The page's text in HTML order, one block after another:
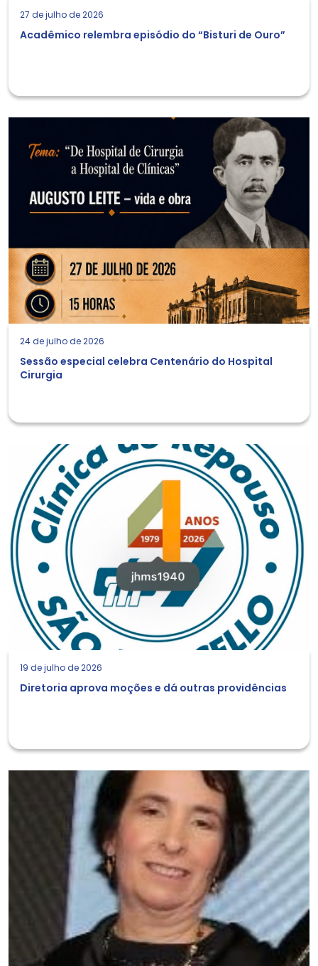
27 de julho de 2026
Acadêmico relembra episódio do “Bisturi de Ouro”
24 de julho de 2026
Sessão especial celebra Centenário do Hospital
Cirurgia
19 de julho de 2026
Diretoria aprova moções e dá outras providências